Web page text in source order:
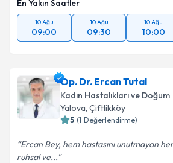
Takvim Talebini
En Yakın Saatler
10 Ağu
09:00
10 Ağu
09:30
10 Ağu
10:00
Op. Dr. Ercan Tutal
Kadın Hastalıkları ve Doğum
Yalova, Çiftlikköy
5 (1 Değerlendirme)
Ercan Bey, hem hastasını unutmayan
ruhsal ve...